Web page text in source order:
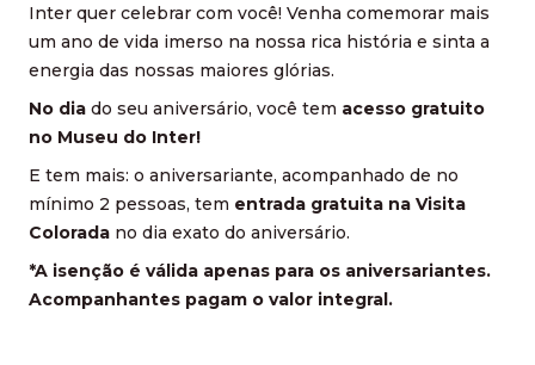
Inter quer celebrar com você! Venha comemorar mais
um ano de vida imerso na nossa rica história e sinta a
energia das nossas maiores glórias.
No dia do seu aniversário, você tem acesso gratuito
no Museu do Inter!
E tem mais: o aniversariante, acompanhado de no
mínimo 2 pessoas, tem entrada gratuita na Visita
Colorada no dia exato do aniversário.
*A isenção é válida apenas para os aniversariantes.
Acompanhantes pagam o valor integral.